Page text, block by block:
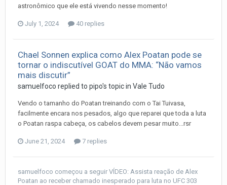
astronômico que ele está vivendo nesse momento!
July 1, 2024 40 replies
Chael Sonnen explica como Alex Poatan pode se
tornar o indiscutível GOAT do MMA: “Não vamos
mais discutir”
samuelfoco replied to pipo's topic in Vale Tudo
Vendo o tamanho do Poatan treinando com o Tai Tuivasa,
facilmente encara nos pesados, algo que reparei que toda a luta
o Poatan raspa cabeça, os cabelos devem pesar muito...rsr
June 21, 2024 7 replies
samuelfoco começou a seguir VÍDEO: Assista reação de Alex
Poatan ao receber chamado inesperado para luta no UFC 303